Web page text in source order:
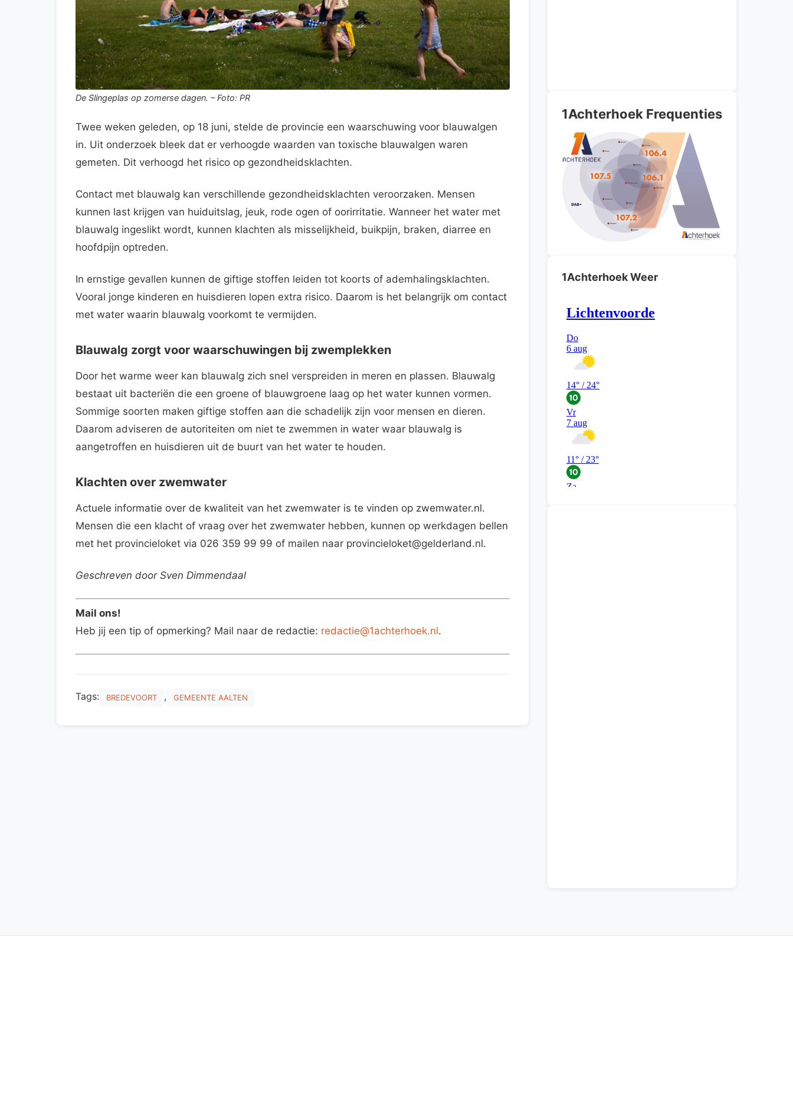
De Slingeplas op zomerse dagen. – Foto: PR
Twee weken geleden, op 18 juni, stelde de provincie een waarschuwing voor blauwalgen
in. Uit onderzoek bleek dat er verhoogde waarden van toxische blauwalgen waren
gemeten. Dit verhoogd het risico op gezondheidsklachten.
Contact met blauwalg kan verschillende gezondheidsklachten veroorzaken. Mensen
kunnen last krijgen van huiduitslag, jeuk, rode ogen of oorirritatie. Wanneer het water met
blauwalg ingeslikt wordt, kunnen klachten als misselijkheid, buikpijn, braken, diarree en
hoofdpijn optreden.
In ernstige gevallen kunnen de giftige stoffen leiden tot koorts of ademhalingsklachten.
Vooral jonge kinderen en huisdieren lopen extra risico. Daarom is het belangrijk om contact
met water waarin blauwalg voorkomt te vermijden.
Blauwalg zorgt voor waarschuwingen bij zwemplekken
Door het warme weer kan blauwalg zich snel verspreiden in meren en plassen. Blauwalg
bestaat uit bacteriën die een groene of blauwgroene laag op het water kunnen vormen.
Sommige soorten maken giftige stoffen aan die schadelijk zijn voor mensen en dieren.
Daarom adviseren de autoriteiten om niet te zwemmen in water waar blauwalg is
aangetroffen en huisdieren uit de buurt van het water te houden.
Klachten over zwemwater
Actuele informatie over de kwaliteit van het zwemwater is te vinden op zwemwater.nl.
Mensen die een klacht of vraag over het zwemwater hebben, kunnen op werkdagen bellen
met het provincieloket via 026 359 99 99 of mailen naar provincieloket@gelderland.nl.
Geschreven door Sven Dimmendaal
Mail ons!
Heb jij een tip of opmerking? Mail naar de redactie: redactie@1achterhoek.nl.
Tags: BREDEVOORT , GEMEENTE AALTEN
1Achterhoek Frequenties
1Achterhoek Weer